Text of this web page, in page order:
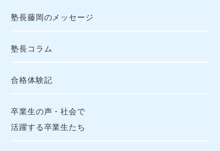
塾長藤岡のメッセージ
塾長コラム
合格体験記
卒業生の声・社会で
活躍する卒業生たち